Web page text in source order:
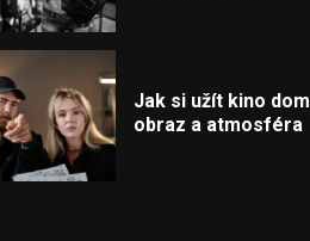
Jak si užít kino
obraz a atmosféra